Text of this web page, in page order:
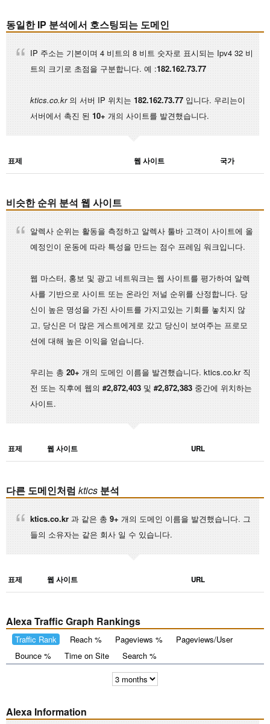
동일한 IP 분석에서 호스팅되는 도메인
IP 주소는 기본이며 4 비트의 8 비트 숫자로 표시되는 Ipv4 32 비
트의 크기로 초점을 구분합니다. 예 :182.162.73.77
ktics.co.kr의 서버 IP 위치는 182.162.73.77 입니다. 우리는이
서버에서 촉진 된 10+ 개의 사이트를 발견했습니다.
표제 웹 사이트 국가
비슷한 순위 분석 웹 사이트
알렉사 순위는 활동을 측정하고 알렉사 툴바 고객이 사이트에 올
예정인이 운동에 따라 특성을 만드는 점수 프레임 워크입니다.
웹 마스터, 홍보 및 광고 네트워크는 웹 사이트를 평가하여 알렉
사를 기반으로 사이트 또는 온라인 저널 순위를 산정합니다. 당
신이 높은 명성을 가진 사이트를 가지고있는 기회를 놓치지 않
고, 당신은 더 많은 게스트에게로 갔고 당신이 보여주는 프로모
션에 대해 높은 이익을 얻습니다.
우리는 총 20+ 개의 도메인 이름을 발견했습니다. ktics.co.kr 직
전 또는 직후에 웹의 #2,872,403 및 #2,872,383 중간에 위치하는
사이트.
표제 웹 사이트 URL
다른 도메인처럼 ktics 분석
ktics.co.kr 과 같은 총 9+ 개의 도메인 이름을 발견했습니다. 그
들의 소유자는 같은 회사 일 수 있습니다.
표제 웹 사이트 URL
Alexa Traffic Graph Rankings
Traffic Rank Reach % Pageviews %
Pageviews/User
Bounce %
Time on Site Search %
Alexa Information